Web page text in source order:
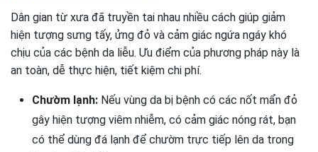
Dân gian từ xưa đã truyền tai nhau nhiều cách giúp giảm
hiện tượng sưng tấy, ửng đỏ và cảm giác ngứa ngáy khó
chịu của các bệnh da liễu. Ưu điểm của phương pháp này là
an toàn, dễ thực hiện, tiết kiệm chi phí.
Chườm lạnh: Nếu vùng da bị bệnh có các nốt mẩn đỏ
gây hiện tượng viêm nhiễm, có cảm giác nóng rát, bạn
có thể dùng đá lạnh để chườm trực tiếp lên da trong